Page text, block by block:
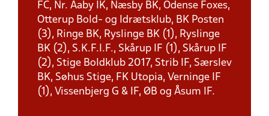
FC, Nr. Aaby IK, Næsby BK, Odense Foxes,
Otterup Bold- og Idrætsklub, BK Posten
(3), Ringe BK, Ryslinge BK (1), Ryslinge
BK (2), S.K.F.I.F., Skårup IF (1), Skårup IF
(2), Stige Boldklub 2017, Strib IF, Særslev
BK, Søhus Stige, FK Utopia, Verninge IF
(1), Vissenbjerg G & IF, ØB og Åsum IF.